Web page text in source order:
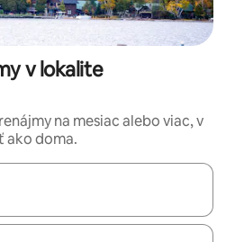
v lokalite
na mesiac alebo viac, v
ako doma.
môžete si ich prechádzať